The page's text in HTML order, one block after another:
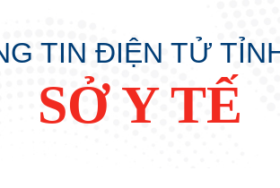
TIN ĐIỆN TỬ
SỞ Y TẾ